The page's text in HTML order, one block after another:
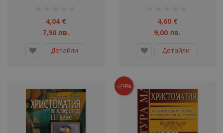
4,04 €
7,90 лв.
Детайли
4,60 €
9,00 лв.
Детайли
-29%